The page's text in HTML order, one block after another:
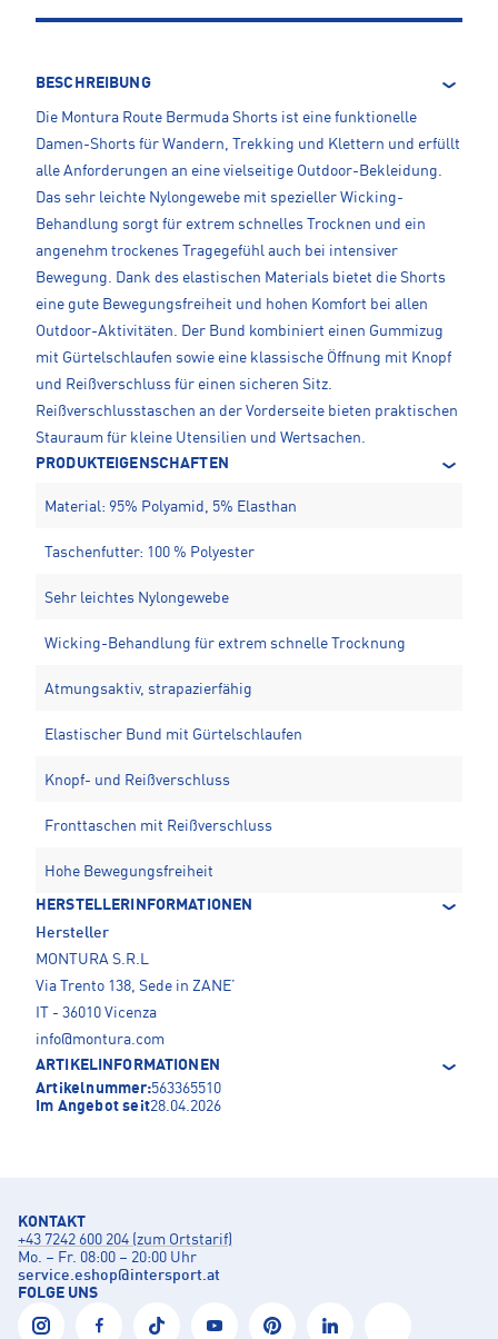
BESCHREIBUNG
Die Montura Route Bermuda Shorts ist eine funktionelle
Damen-Shorts für Wandern, Trekking und Klettern und erfüllt
alle Anforderungen an eine vielseitige Outdoor-Bekleidung.
Das sehr leichte Nylongewebe mit spezieller Wicking-
Behandlung sorgt für extrem schnelles Trocknen und ein
angenehm trockenes Tragegefühl auch bei intensiver
Bewegung. Dank des elastischen Materials bietet die Shorts
eine gute Bewegungsfreiheit und hohen Komfort bei allen
Outdoor-Aktivitäten. Der Bund kombiniert einen Gummizug
mit Gürtelschlaufen sowie eine klassische Öffnung mit Knopf
und Reißverschluss für einen sicheren Sitz.
Reißverschlusstaschen an der Vorderseite bieten praktischen
Stauraum für kleine Utensilien und Wertsachen.
PRODUKTEIGENSCHAFTEN
Material: 95% Polyamid, 5% Elasthan
Taschenfutter: 100 % Polyester
Sehr leichtes Nylongewebe
Wicking-Behandlung für extrem schnelle Trocknung
Atmungsaktiv, strapazierfähig
Elastischer Bund mit Gürtelschlaufen
Knopf- und Reißverschluss
Fronttaschen mit Reißverschluss
Hohe Bewegungsfreiheit
HERSTELLERINFORMATIONEN
Hersteller
MONTURA S.R.L
Via Trento 138, Sede in ZANE’
IT - 36010 Vicenza
info@montura.com
ARTIKELINFORMATIONEN
Artikelnummer:563365510
Im Angebot seit28.04.2026
KONTAKT
+43 7242 600 204 (zum Ortstarif)
Mo. – Fr. 08:00 – 20:00 Uhr
service.eshop@intersport.at
FOLGE UNS